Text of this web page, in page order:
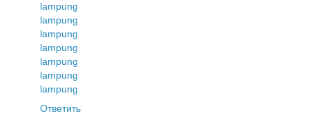
lampung
lampung
lampung
lampung
lampung
lampung
lampung
Ответить